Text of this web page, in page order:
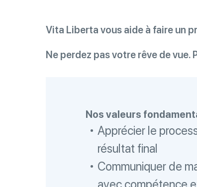
Vita Liberta vous aide à faire un
Ne perdez pas votre rêve de vue.
Nos valeurs
Apprécier le
résultat final
Communiquer de